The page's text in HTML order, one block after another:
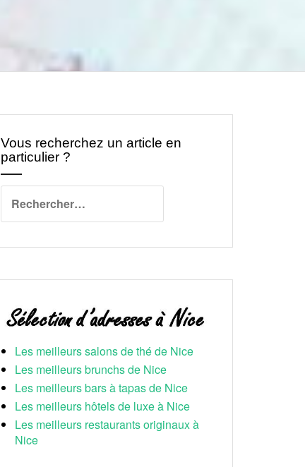
Vous recherchez un article en
particulier ?
Les meilleurs salons de thé de Nice
Les meilleurs brunchs de Nice
Les meilleurs bars à tapas de Nice
Les meilleurs hôtels de luxe à Nice
Les meilleurs restaurants originaux à
Nice